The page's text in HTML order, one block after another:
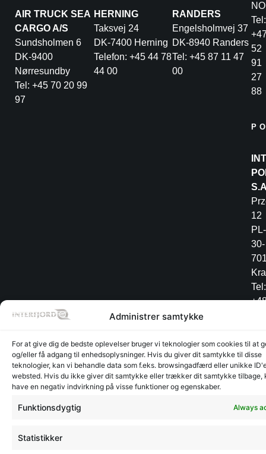
Administrer samtykke
For at give dig de bedste oplevelser bruger vi teknologier som cookies til at
og/eller få adgang til enhedsoplysninger. Hvis du giver dit samtykke til disse
teknologier, kan vi behandle data som f.eks. browsingadfærd eller unikke
websted. Hvis du ikke giver dit samtykke eller trækker dit samtykke tilbage,
have en negativ indvirkning på visse funktioner og egenskaber.
Funktionsdygtig Always
Statistikker
AIR TRUCK SEA
CARGO A/S
Sundsholmen 6
DK-9400
Nørresundby
Tel: +45 70 20 99
97
HERNING
Taksvej 24
DK-7400 Herning
Telefon: +45 44 78
44 00
RANDERS
Engelsholmvej 37
DK-8940 Randers
Tel: +45 87 11 47
00
Tel:
52
91
27
88
12
PL-
30-
Tel:
©
CVR:
Warehouse
Glyngøre
Warehouse
GlyngøreRadesign.dk - Design på